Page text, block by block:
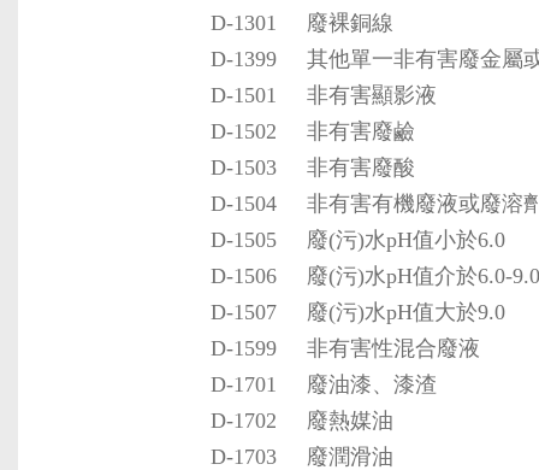
D-1301
廢裸銅線
D-1399
其他單一非有害廢金屬
D-1501
非有害顯影液
D-1502
非有害廢鹼
D-1503
非有害廢酸
D-1504
非有害有機廢液或廢溶
D-1505
廢(污)水pH值小於6.0
D-1506
廢(污)水pH值介於6.0-9.0
D-1507
廢(污)水pH值大於9.0
D-1599
非有害性混合廢液
D-1701
廢油漆、漆渣
D-1702
廢熱媒油
D-1703
廢潤滑油